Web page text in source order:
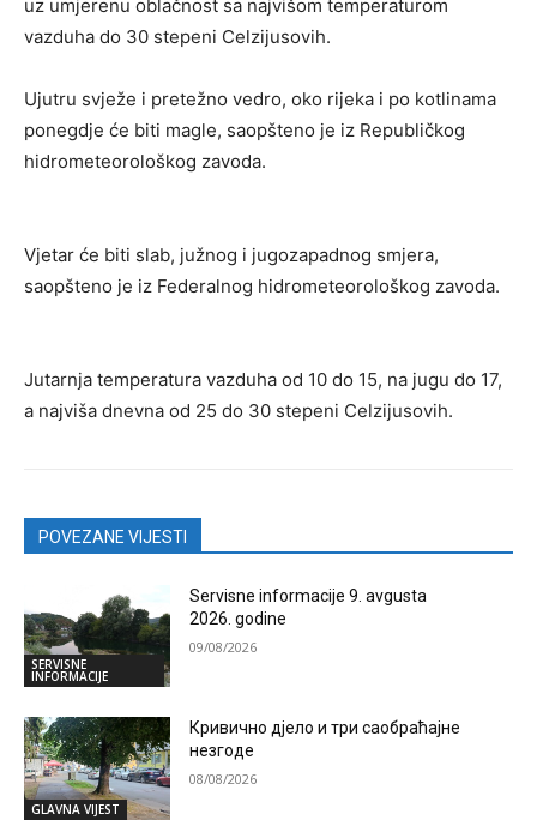
uz umjerenu oblačnost sa najvišom temperaturom
vazduha do 30 stepeni Celzijusovih.
Ujutru svježe i pretežno vedro, oko rijeka i po kotlinama
ponegdje će biti magle, saopšteno je iz Republičkog
hidrometeorološkog zavoda.
Vjetar će biti slab, južnog i jugozapadnog smjera,
saopšteno je iz Federalnog hidrometeorološkog zavoda.
Jutarnja temperatura vazduha od 10 do 15, na jugu do 17,
a najviša dnevna od 25 do 30 stepeni Celzijusovih.
POVEZANE VIJESTI
SERVISNE
INFORMACIJE
Servisne informacije 9. avgusta
2026. godine
09/08/2026
GLAVNA VIJEST
Кривично дјело и три саобраћајне
незгоде
08/08/2026